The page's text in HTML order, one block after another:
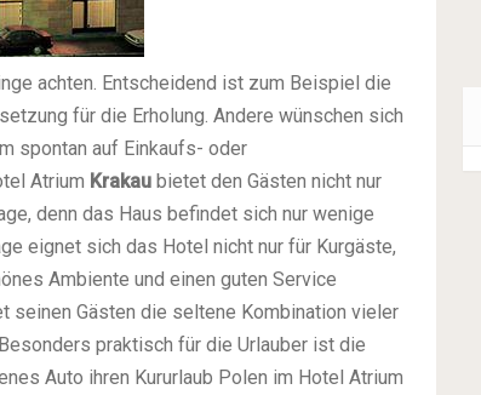
achten. Entscheidend ist zum Beispiel die
für die Erholung. Andere wünschen sich
spontan auf Einkaufs- oder
Atrium Krakau bietet den Gästen nicht nur
denn das Haus befindet sich nur wenige
eignet sich das Hotel nicht nur für Kurgäste,
Ambiente und einen guten Service
seinen Gästen die seltene Kombination vieler
praktisch für die Urlauber ist die
Auto ihren Kururlaub Polen im Hotel Atrium